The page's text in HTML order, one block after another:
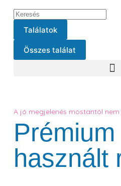
Találatok
Összes találat
A jó megjelenés mostantól nem
Prémium
használt